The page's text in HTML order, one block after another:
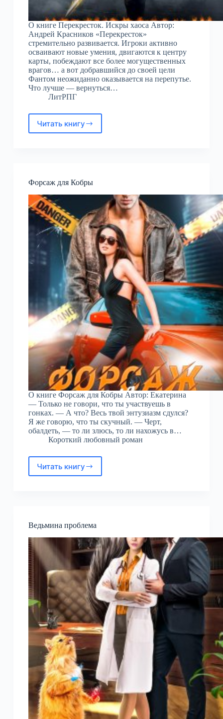
О книге Перекресток. Искры хаоса Автор:
Андрей Красников «Перекресток»
стремительно развивается. Игроки активно
осваивают новые умения, двигаются к центру
карты, побеждают все более могущественных
врагов… а вот добравшийся до своей цели
Фантом неожиданно оказывается на перепутье.
Что лучше — вернуться…
ЛитРПГ
Читать книгуПерекресток.
Форсаж для Кобры
О книге Форсаж для Кобры Автор: Екатерина
— Только не говори, что ты участвуешь в
гонках. — А что? Весь твой энтузиазм сдулся?
Я же говорю, что ты скучный. — Черт,
обалдеть, — то ли злюсь, то ли нахожусь в…
Короткий любовный роман
Читать книгу
Форсаж
Ведьмина проблема